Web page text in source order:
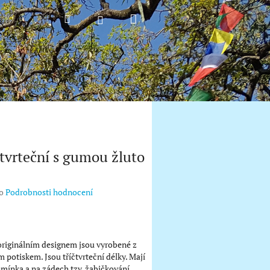
HledatPřihlášeníNákupní
košík
s gumou žluto
Podrobnosti hodnocení
designem jsou vyrobené z
potiskem. Jsou tříčtvrteční délky. Mají